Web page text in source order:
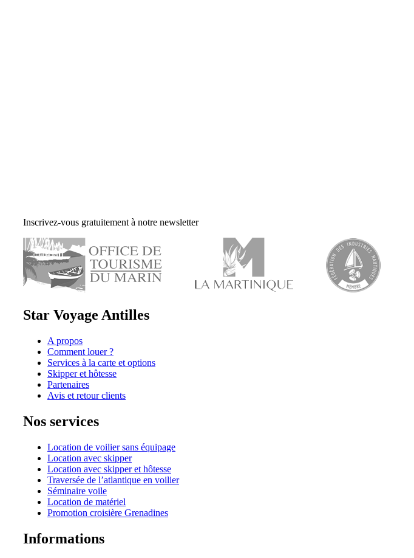
Inscrivez-vous gratuitement à notre newsletter
Star Voyage Antilles
A propos
Comment louer ?
Services à la carte et options
Skipper et hôtesse
Partenaires
Avis et retour clients
Nos services
Location de voilier sans équipage
Location avec skipper
Location avec skipper et hôtesse
Traversée de l’atlantique en voilier
Séminaire voile
Location de matériel
Promotion croisière Grenadines
Informations